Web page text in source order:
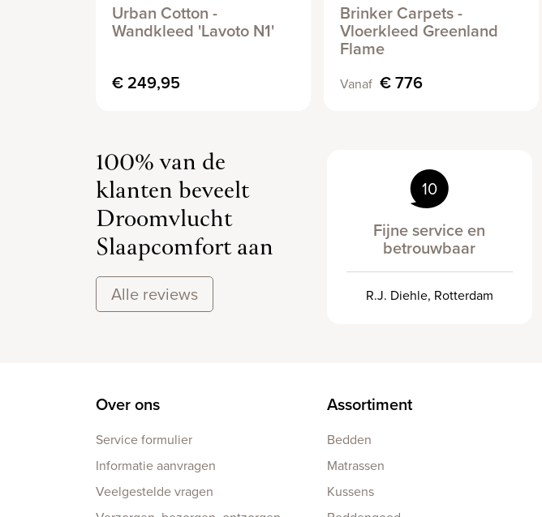
Urban Cotton -
Wandkleed 'Lavoto N1'
€ 249,95
Brinker Carpets -
Vloerkleed Greenland
Flame
Vanaf € 776
100% van de
klanten beveelt
Droomvlucht
Slaapcomfort aan
Alle reviews
10
Fijne service en
betrouwbaar
R.J. Diehle, Rotterdam
Over ons
Service formulier
Informatie aanvragen
Veelgestelde vragen
Assortiment
Bedden
Matrassen
Kussens